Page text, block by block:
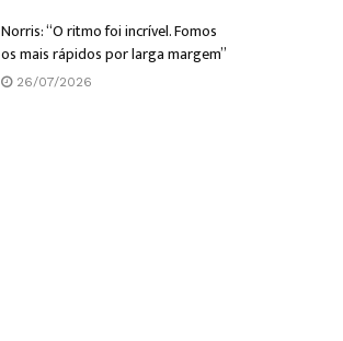
Norris: “O ritmo foi incrível. Fomos
os mais rápidos por larga margem”
26/07/2026